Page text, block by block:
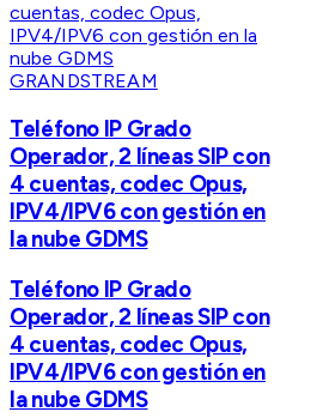
GRANDSTREAM
Teléfono IP Grado
Operador, 2 líneas SIP con
4 cuentas, codec Opus,
IPV4/IPV6 con gestión en
la nube GDMS
Teléfono IP Grado
Operador, 2 líneas SIP con
4 cuentas, codec Opus,
IPV4/IPV6 con gestión en
la nube GDMS